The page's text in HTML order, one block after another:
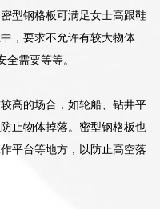
型钢格板可满足女士高跟鞋
，要求不允许有较大物体
全需要等等。
高的场合，如轮船、钻井平
止物体掉落。密型钢格板也
平台等地方，以防止高空落